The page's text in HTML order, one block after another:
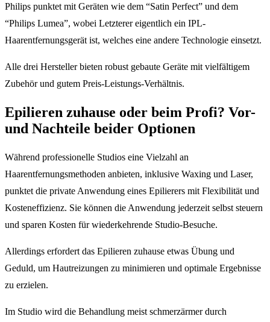
Philips punktet mit Geräten wie dem “Satin Perfect” und dem
“Philips Lumea”, wobei Letzterer eigentlich ein IPL-
Haarentfernungsgerät ist, welches eine andere Technologie einsetzt.
Alle drei Hersteller bieten robust gebaute Geräte mit vielfältigem
Zubehör und gutem Preis-Leistungs-Verhältnis.
Epilieren zuhause oder beim Profi? Vor-
und Nachteile beider Optionen
Während professionelle Studios eine Vielzahl an
Haarentfernungsmethoden anbieten, inklusive Waxing und Laser,
punktet die private Anwendung eines Epilierers mit Flexibilität und
Kosteneffizienz. Sie können die Anwendung jederzeit selbst steuern
und sparen Kosten für wiederkehrende Studio-Besuche.
Allerdings erfordert das Epilieren zuhause etwas Übung und
Geduld, um Hautreizungen zu minimieren und optimale Ergebnisse
zu erzielen.
Im Studio wird die Behandlung meist schmerzärmer durch